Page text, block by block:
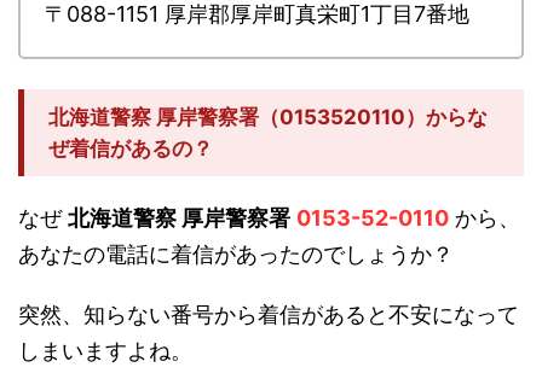
〒088-1151 厚岸郡厚岸町真栄町1丁目7番地
北海道警察 厚岸警察署（0153520110）からな
ぜ着信があるの？
なぜ北海道警察 厚岸警察署 0153-52-0110 から、
あなたの電話に着信があったのでしょうか？
突然、知らない番号から着信があると不安になって
しまいますよね。